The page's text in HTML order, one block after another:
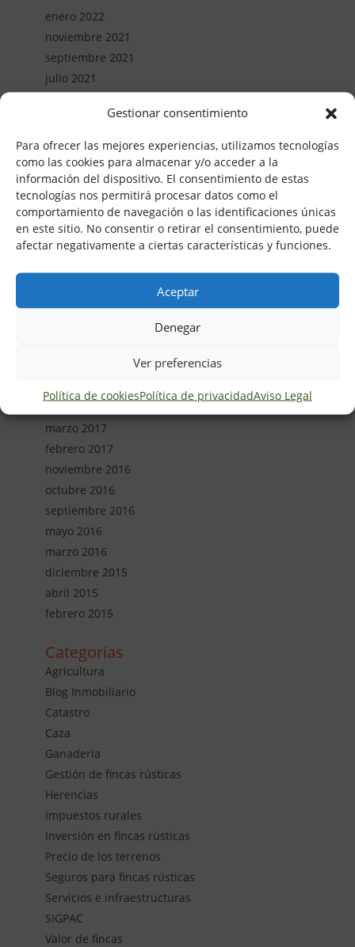
Gestionar consentimiento
Para ofrecer las mejores experiencias, utilizamos tecnologías
como las cookies para almacenar y/o acceder a la
información del dispositivo. El consentimiento de estas
tecnologías nos permitirá procesar datos como el
comportamiento de navegación o las identificaciones únicas
en este sitio. No consentir o retirar el consentimiento, puede
afectar negativamente a ciertas características y funciones.
Aceptar
Denegar
Ver preferencias
Política de cookiesPolítica de privacidadAviso Legal
enero 2022
noviembre 2021
septiembre 2021
julio 2021
marzo 2021
febrero 2021
enero 2021
diciembre 2020
noviembre 2020
octubre 2020
junio 2020
marzo 2017
febrero 2017
noviembre 2016
octubre 2016
septiembre 2016
mayo 2016
marzo 2016
diciembre 2015
abril 2015
febrero 2015
Categorías
Agricultura
Blog Inmobiliario
Catastro
Caza
Ganaderia
Gestión de fincas rústicas
Herencias
Impuestos rurales
Inversión en fincas rústicas
Precio de los terrenos
Seguros para fincas rústicas
Servicios e infraestructuras
SIGPAC
Valor de fincas